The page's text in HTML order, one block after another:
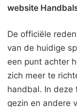
website
De officiële
van de huidige
een punt achter
zich meer te
handbal. In deze
gezin en andere